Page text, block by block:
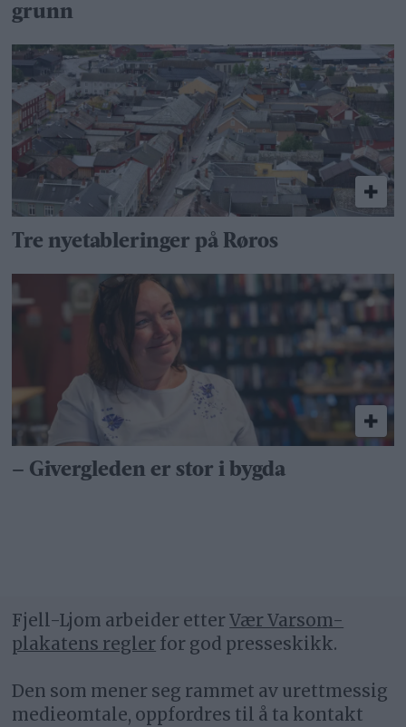
grunn
Tre nyetableringer på Røros
– Givergleden er stor i bygda
Fjell-Ljom arbeider etterVær Varsom-
plakatens regler for god presseskikk.
Den som mener seg rammet av urettmessig
medieomtale, oppfordres til å ta kontakt